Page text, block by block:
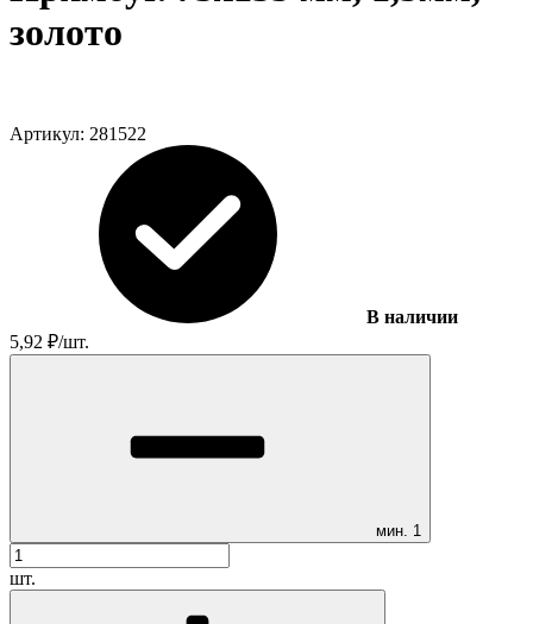
золото
Артикул: 281522
В наличии
5,92 ₽/шт.
мин. 1
шт.